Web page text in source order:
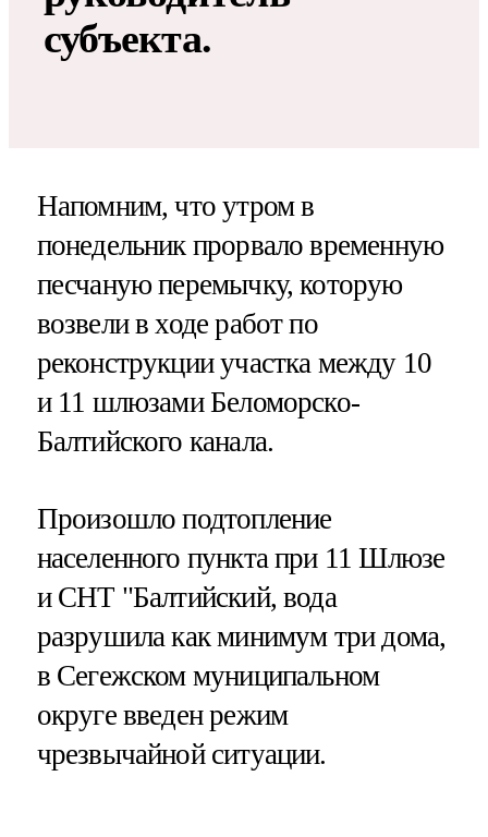
субъекта.
Напомним, что утром в
понедельник прорвало временную
песчаную перемычку, которую
возвели в ходе работ по
реконструкции участка между 10
и 11 шлюзами Беломорско-
Балтийского канала.
Произошло подтопление
населенного пункта при 11 Шлюзе
и СНТ "Балтийский, вода
разрушила как минимум три дома,
в Сегежском муниципальном
округе введен режим
чрезвычайной ситуации.